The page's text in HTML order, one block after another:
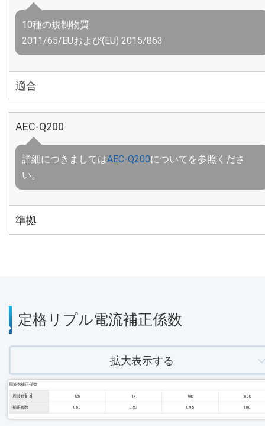
10種の規制物質
2011/65/EUおよび(EU) 2015/863
適合
AEC-Q200
詳細につきましてはAEC-Q200についてを参照くださ
い。
準拠
定格リプル電流補正係数
拡大表示する
周波数補正係数
周波数 [Hz] 120 1k 10k 100k
補正係数 0.60 0.87 0.95 1.00